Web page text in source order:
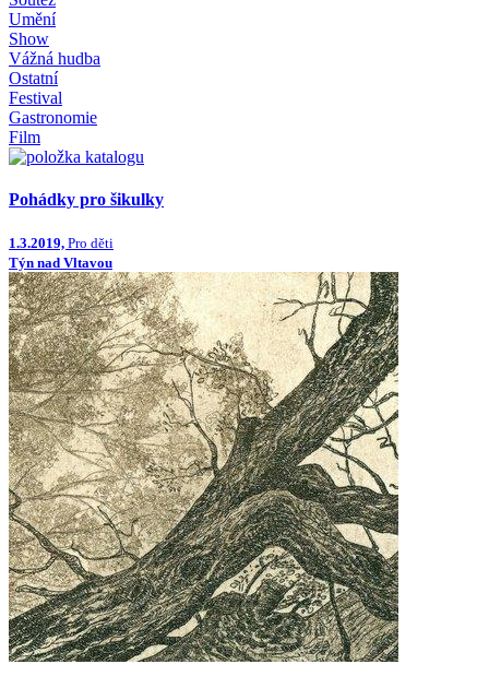
Umění
Show
Vážná hudba
Ostatní
Festival
Gastronomie
Film
Pohádky pro šikulky
1.3.2019, Pro děti
Týn nad Vltavou